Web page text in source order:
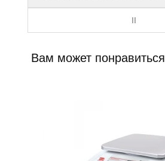
II
Вам может понравиться